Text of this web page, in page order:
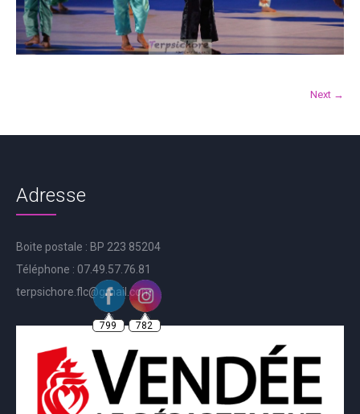
Next →
Adresse
Boite postale : BP 223 85204
Téléphone : 07.49.57.76.81
terpsichore.flc@gmail.com
799 782